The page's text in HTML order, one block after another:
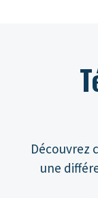
Découvrez
une